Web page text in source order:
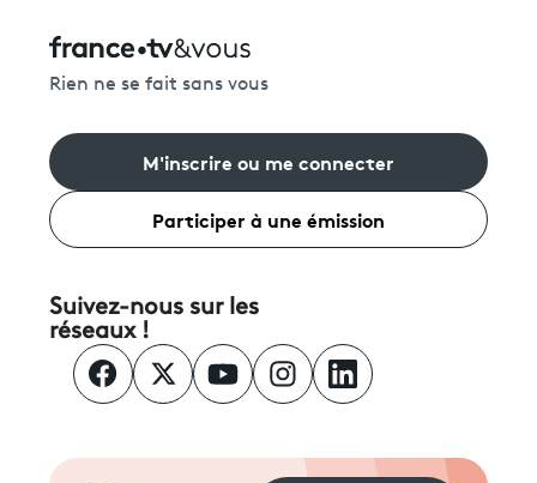
Rien ne se fait sans vous
M'inscrire ou me connecter
Participer à une émission
Suivez-nous sur les
réseaux !